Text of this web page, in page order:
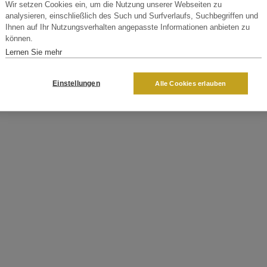
Wir setzen Cookies ein, um die Nutzung unserer Webseiten zu
analysieren, einschließlich des Such und Surfverlaufs, Suchbegriffen und
Ihnen auf Ihr Nutzungsverhalten angepasste Informationen anbieten zu
können.
Lernen Sie mehr
Einstellungen Alle Cookies erlauben